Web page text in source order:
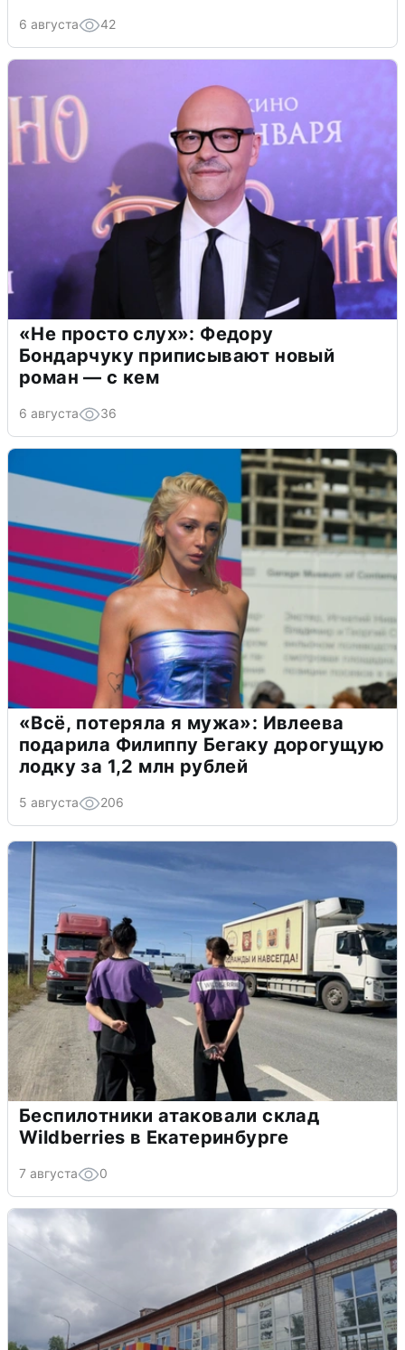
6 августа 42
«Не просто слух»: Федору
Бондарчуку приписывают новый
роман — с кем
6 августа 36
«Всё, потеряла я мужа»: Ивлеева
подарила Филиппу Бегаку дорогущую
лодку за 1,2 млн рублей
5 августа 206
Беспилотники атаковали склад
Wildberries в Екатеринбурге
7 августа 0